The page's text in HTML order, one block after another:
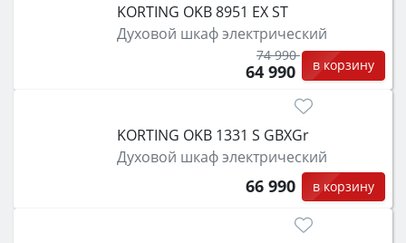
KORTING OKB 8951 EX ST
Духовой шкаф электрический
74 990
64 990 в корзину
KORTING OKB 1331 S GBXGr
Духовой шкаф электрический
66 990 в корзину